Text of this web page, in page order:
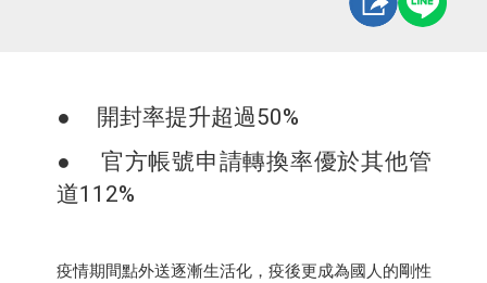
● 開封率提升超過50%
● 官方帳號申請轉換率優於其他管
道112%
疫情期間點外送逐漸生活化，疫後更成為國人的剛性